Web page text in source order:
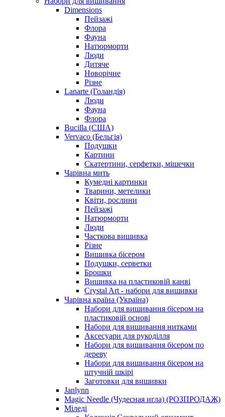
Dimensions
Пейзажі
Флора
Фауна
Натюрморти
Люди
Дитяче
Новорічне
Різне
Lanarte (Голандія)
Люди
Фауна
Флора
Bucilla (США)
Vervaco (Бельгія)
Подушки
Картини
Скатертини, серфетки, мішечки
Чарiвна мить
Кумедні картинки
Тварини, метелики
Квіти, рослини
Пейзажі
Натюрморти
Люди
Часткова вишивка
Різне
Вишивка бісером
Подушки, серветки
Брошки
Вишивка на пластиковій канві
Crystal Art - набори для вишивки
Чарівна країна (Україна)
Набори для вишивання бісером на
пластиковій основі
Набори для вишивання нитками
Аксесуари для рукоділля
Набори для вишивання бісером по
дереву
Набори для вишивання бісером на
штучній шкірі
Заготовки для вишивки
Janlynn
Magic Needle (Чудесная игла) (РОЗПРОДАЖ)
Міледі